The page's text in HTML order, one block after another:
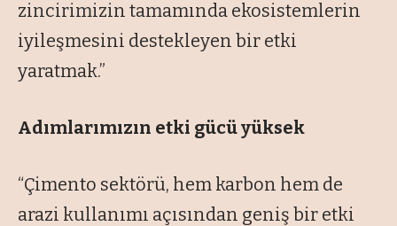
zincirimizin tamamında ekosistemlerin
iyileşmesini destekleyen bir etki
yaratmak.”
Adımlarımızın etki gücü yüksek
“Çimento sektörü, hem karbon hem de
arazi kullanımı açısından geniş bir etki